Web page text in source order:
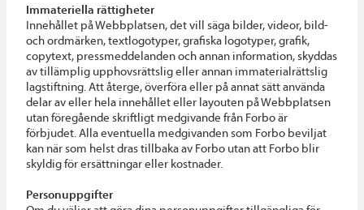
Immateriella rättigheter
Innehållet på Webbplatsen, det vill säga bilder, videor, bild-
och ordmärken, textlogotyper, grafiska logotyper, grafik,
copytext, pressmeddelanden och annan information, skyddas
av tillämplig upphovsrättslig eller annan immaterialrättslig
lagstiftning. Att återge, överföra eller på annat sätt använda
delar av eller hela innehållet eller layouten på Webbplatsen
utan föregående skriftligt medgivande från Forbo är
förbjudet. Alla eventuella medgivanden som Forbo beviljat
kan när som helst dras tillbaka av Forbo utan att Forbo blir
skyldig för ersättningar eller kostnader.
Personuppgifter